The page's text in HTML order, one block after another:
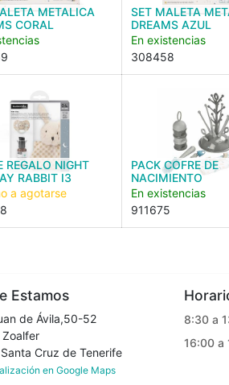
METALICA
CORAL
SET MALETA
DREAMS AZUL
En existencias
308458
REGALO NIGHT
RABBIT I3
a agotarse
PACK COFRE DE
NACIMIENTO
En existencias
911675
Estamos
de Ávila,50-52
Zoalfer
Cruz de Tenerife
en Google Maps
8:30 a
16:00 a